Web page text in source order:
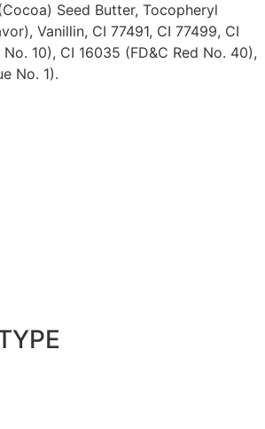
Seed Butter, Tocopheryl
Vanillin, CI 77491, CI 77499, CI
10), CI 16035 (FD&C Red No. 40),
No. 1).